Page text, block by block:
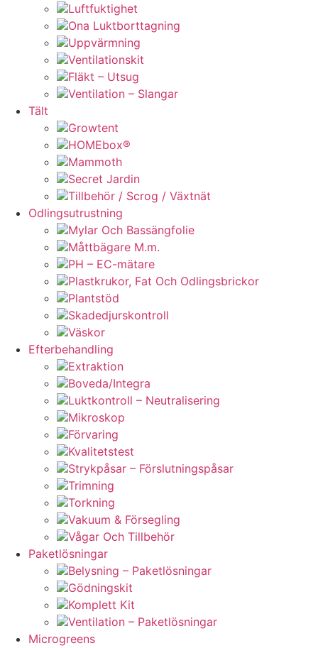
Luftfuktighet
Ona Luktborttagning
Uppvärmning
Ventilationskit
Fläkt – Utsug
Ventilation – Slangar
Tält
Growtent
HOMEbox®
Mammoth
Secret Jardin
Tillbehör / Scrog / Växtnät
Odlingsutrustning
Mylar Och Bassängfolie
Måttbägare M.m.
PH – EC-mätare
Plastkrukor, Fat Och Odlingsbrickor
Plantstöd
Skadedjurskontroll
Väskor
Efterbehandling
Extraktion
Boveda/Integra
Luktkontroll – Neutralisering
Mikroskop
Förvaring
Kvalitetstest
Strykpåsar – Förslutningspåsar
Trimning
Torkning
Vakuum & Försegling
Vågar Och Tillbehör
Paketlösningar
Belysning – Paketlösningar
Gödningskit
Komplett Kit
Ventilation – Paketlösningar
Microgreens